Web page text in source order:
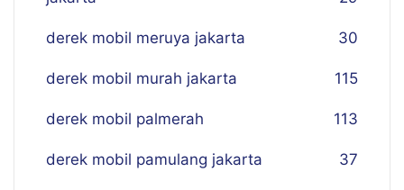
derek mobil meruya jakarta 30
derek mobil murah jakarta 115
derek mobil palmerah 113
derek mobil pamulang jakarta 37